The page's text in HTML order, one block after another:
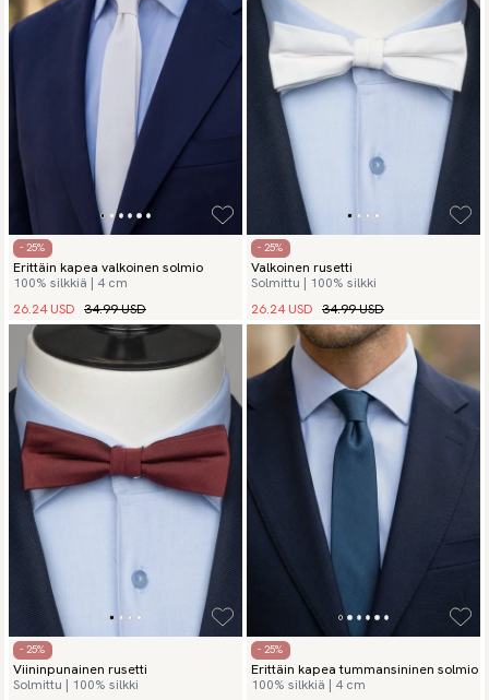
- 25%
Erittäin kapea valkoinen solmio
100% silkkiä | 4 cm
26.24 USD 34.99 USD
- 25%
Valkoinen rusetti
Solmittu | 100% silkki
26.24 USD 34.99 USD
- 25%
Viininpunainen rusetti
Solmittu | 100% silkki
- 25%
Erittäin kapea tummansininen solmio
100% silkkiä | 4 cm